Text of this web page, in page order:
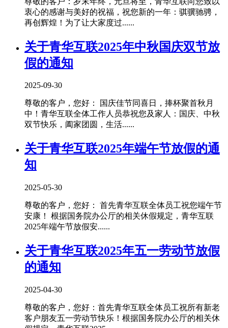
衷心的感谢与美好的祝福，祝您新的一年：骐骥驰骋，
再创辉煌！为了让大家度过......
关于青华互联2025年中秋国庆双节放
假的通知
2025-09-30
尊敬的客户，您好： 国庆佳节同喜日，捧杯聚首秋月
中！青华互联全体工作人员恭祝您及家人：国庆、中秋
双节快乐，阖家团圆，生活......
关于青华互联2025年端午节放假的通
知
2025-05-30
尊敬的客户，您好： 首先青华互联全体员工祝您端午节
安康！ 根据国务院办公厅的相关休假规定，青华互联
2025年端午节放假安......
关于青华互联2025年五一劳动节放假
的通知
2025-04-30
尊敬的客户，您好：首先青华互联全体员工祝所有新老
客户朋友五一劳动节快乐！根据国务院办公厅的相关休